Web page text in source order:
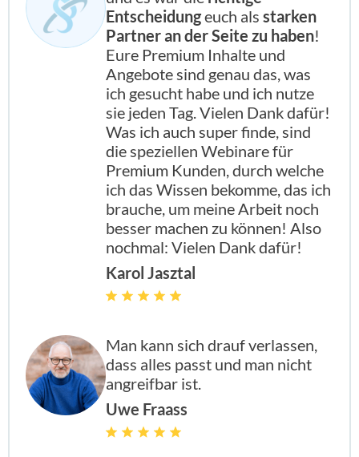
Entscheidungeuch als starken
Partner an der Seite zu haben!
Eure Premium Inhalte und
Angebote sind genau das, was
ich gesucht habe und ich nutze
sie jeden Tag. Vielen Dank dafür!
Was ich auch super finde, sind
die speziellen Webinare für
Premium Kunden, durch welche
ich das Wissen bekomme, das ich
brauche, um meine Arbeit noch
besser machen zu können! Also
nochmal: Vielen Dank dafür!
Karol Jasztal
Man kann sich drauf verlassen,
dass alles passt und man nicht
angreifbar ist.
Uwe Fraass